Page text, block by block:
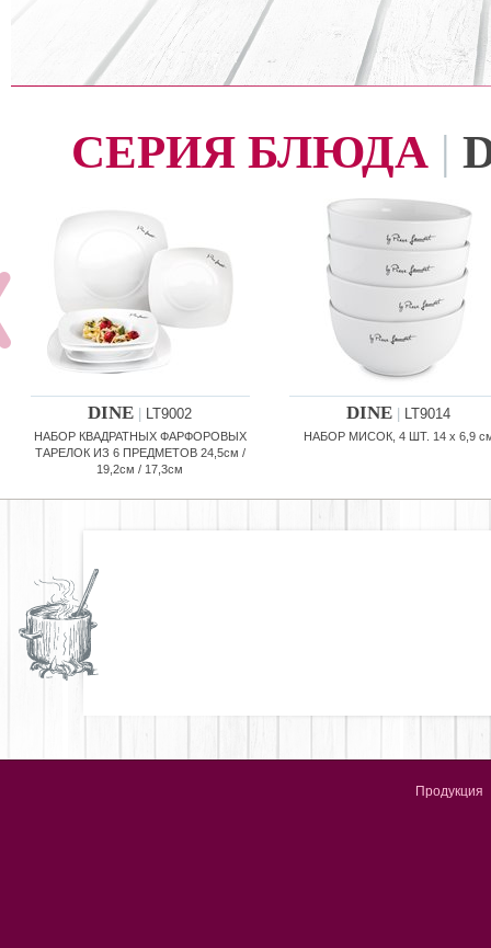
СЕРИЯ БЛЮДА |
DINE LT9002
НАБОР КВАДРАТНЫХ ФАРФОРОВЫХ
ТАРЕЛОК ИЗ 6 ПРЕДМЕТОВ 24,5см /
19,2см / 17,3см
DINE LT9014
НАБОР МИСОК, 4 ШТ. 14 x 6,9
Продукция